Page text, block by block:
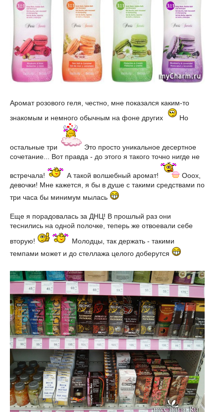
Аромат розового геля, честно, мне показался каким-то
знакомым и немного обычным на фоне других
Но
остальные три
Это просто уникальное десертное
сочетание... Вот правда - до этого я такого точно нигде не
встречала! А такой волшебный аромат!
Ооох,
девочки! Мне кажется, я бы в душе с такими средствами по
три часа бы минимум мылась
Еще я порадовалась за ДНЦ! В прошлый раз они
теснились на одной полочке, теперь же отвоевали себе
вторую!
Молодцы, так держать - такими
темпами может и до стеллажа целого доберутся